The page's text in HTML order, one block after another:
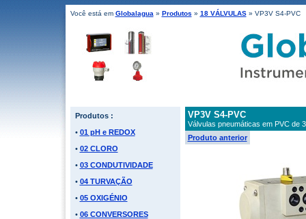
Você está em Globalagua » Produtos » 18 VÁLVULAS» VP3V S4-PVC
Produtos :
• 01 pH e REDOX
• 02 CLORO
• 03 CONDUTIVIDADE
• 04 TURVAÇÃO
• 05 OXIGÉNIO
• 06 CONVERSORES
VP3V S4-PVC
Válvulas pneumáticas em PVC de
Produto anterior